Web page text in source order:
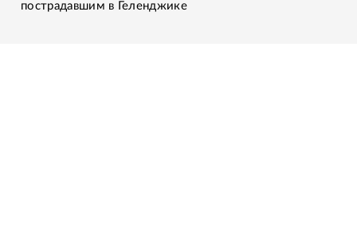
пострадавшим в Геленджике